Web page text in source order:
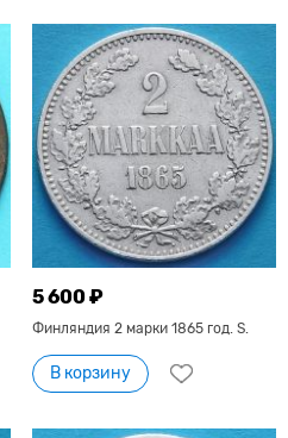
5 600 ₽
Финляндия 2 марки 1865 год. S.
В корзину